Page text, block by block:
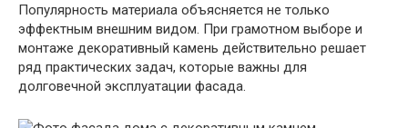
Популярность материала объясняется не только
эффектным внешним видом. При грамотном выборе и
монтаже декоративный камень действительно решает
ряд практических задач, которые важны для
долговечной эксплуатации фасада.